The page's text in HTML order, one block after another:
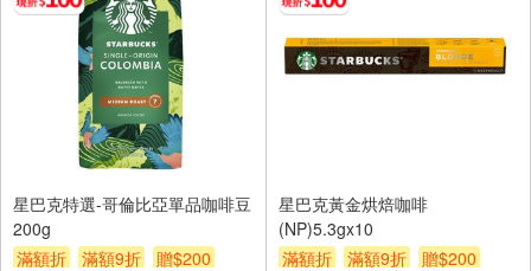
星巴克特選-哥倫比亞單品咖啡豆
200g
滿額折
滿額9折 贈$200
星巴克黃金烘焙咖啡
(NP)5.3gx10
滿額折
滿額9折
贈$200